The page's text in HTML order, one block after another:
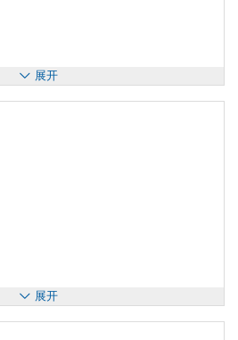
展开
展开